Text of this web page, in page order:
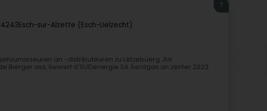
Esch-sur-Alzette (Esch-Uelzecht)
7
an -distributeuren zu Lëtzebuerg. Als
Bierger ass, liwwert d'SUDenergie SA Äerdgas an zënter 2023